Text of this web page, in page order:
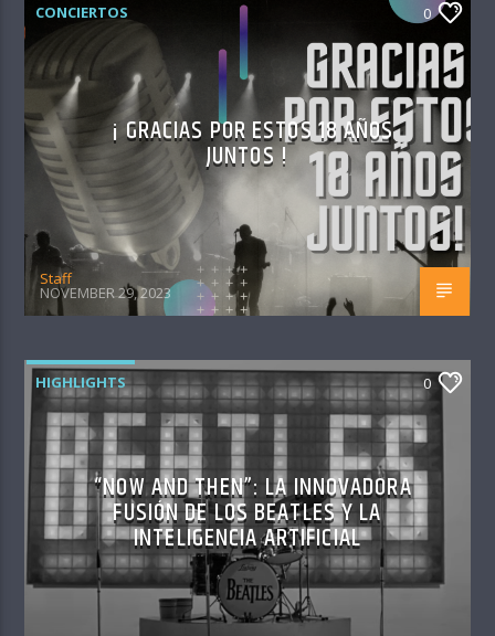
CONCIERTOS 0
¡ GRACIAS POR ESTOS 18 AÑOS
JUNTOS !
Staff
NOVEMBER 29, 2023
HIGHLIGHTS 0
“NOW AND THEN”: LA INNOVADORA
FUSIÓN DE LOS BEATLES Y LA
INTELIGENCIA ARTIFICIAL